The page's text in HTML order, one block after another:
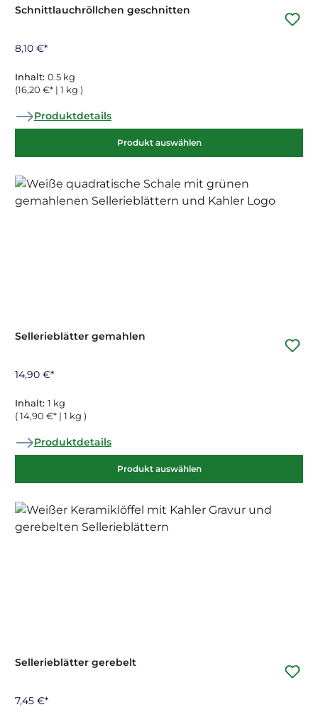
Schnittlauchröllchen geschnitten
8,10 €*
Inhalt: 0.5 kg
(16,20 €* | 1 kg )
Produktdetails
Produkt auswählen
Sellerieblätter gemahlen
14,90 €*
Inhalt: 1 kg
( 14,90 €* | 1 kg )
Produktdetails
Produkt auswählen
Sellerieblätter gerebelt
7,45 €*